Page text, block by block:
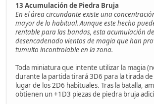
13 Acumulación de Piedra Bruja
En el área circundante existe una
mayor de lo habitual. Aunque este hecho
rentable para las bandas, esta acumulación
desencadenado vientos de magia que han
tumulto incontrolable en la zona.
Toda miniatura que intente utilizar la magia
durante la partida tirará 3D6 para la tirada
lugar de los 2D6 habituales. Tras la batalla,
obtienen un +1D3 piezas de piedra bruja